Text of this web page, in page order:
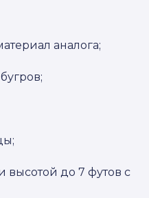
аналога;
высотой до 7 футов с